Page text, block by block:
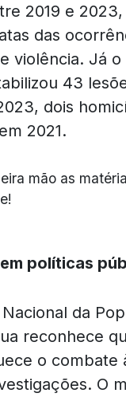
2019 e
das
violência. Já o
43
dois
2021.
mão as
políticas
da
reconhece
o combate
O